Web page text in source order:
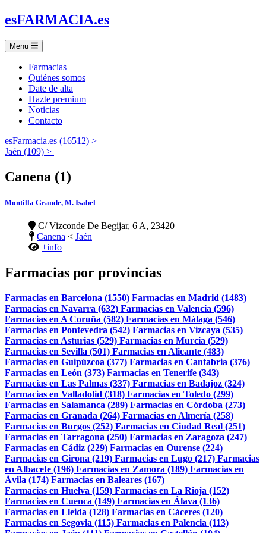
esFARMACIA.es
Menu
Farmacias
Quiénes somos
Date de alta
Hazte premium
Noticias
Contacto
esFarmacia.es (16512) >
Jaén (109) >
Canena (1)
Montilla Grande, M. Isabel
C/ Vizconde De Begijar, 6 A, 23420
Canena < Jaén
+info
Farmacias por provincias
Farmacias en Barcelona (1550) Farmacias en Madrid (1483)
Farmacias en Navarra (632) Farmacias en Valencia (596)
Farmacias en A Coruña (582) Farmacias en Málaga (546)
Farmacias en Pontevedra (542) Farmacias en Vizcaya (535)
Farmacias en Asturias (529) Farmacias en Murcia (529)
Farmacias en Sevilla (501) Farmacias en Alicante (483)
Farmacias en Guipúzcoa (377) Farmacias en Cantabria (376)
Farmacias en León (373) Farmacias en Tenerife (343)
Farmacias en Las Palmas (337) Farmacias en Badajoz (324)
Farmacias en Valladolid (318) Farmacias en Toledo (299)
Farmacias en Salamanca (289) Farmacias en Córdoba (273)
Farmacias en Granada (264) Farmacias en Almería (258)
Farmacias en Burgos (252) Farmacias en Ciudad Real (251)
Farmacias en Tarragona (250) Farmacias en Zaragoza (247)
Farmacias en Cádiz (229) Farmacias en Ourense (224)
Farmacias en Girona (219) Farmacias en Lugo (217) Farmacias
en Albacete (196) Farmacias en Zamora (189) Farmacias en
Ávila (174) Farmacias en Baleares (167)
Farmacias en Huelva (159) Farmacias en La Rioja (152)
Farmacias en Cuenca (149) Farmacias en Álava (136)
Farmacias en Lleida (128) Farmacias en Cáceres (120)
Farmacias en Segovia (115) Farmacias en Palencia (113)